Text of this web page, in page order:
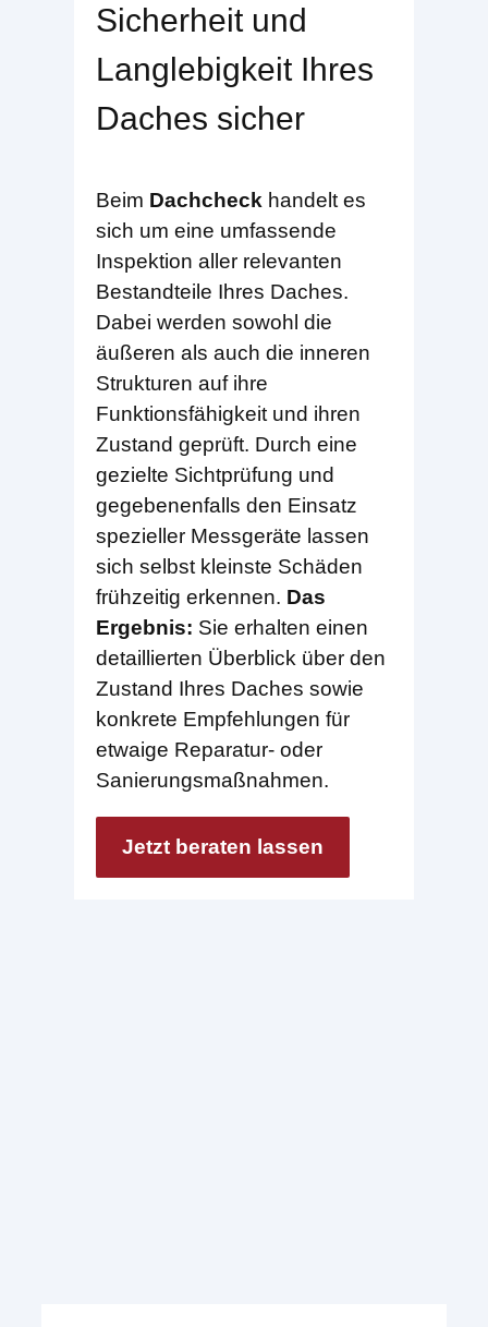
Sicherheit und
Langlebigkeit Ihres
Daches sicher
Beim Dachcheck handelt es
sich um eine umfassende
Inspektion aller relevanten
Bestandteile Ihres Daches.
Dabei werden sowohl die
äußeren als auch die inneren
Strukturen auf ihre
Funktionsfähigkeit und ihren
Zustand geprüft. Durch eine
gezielte Sichtprüfung und
gegebenenfalls den Einsatz
spezieller Messgeräte lassen
sich selbst kleinste Schäden
frühzeitig erkennen. Das
Ergebnis: Sie erhalten einen
detaillierten Überblick über den
Zustand Ihres Daches sowie
konkrete Empfehlungen für
etwaige Reparatur- oder
Sanierungsmaßnahmen.
Jetzt beraten lassen